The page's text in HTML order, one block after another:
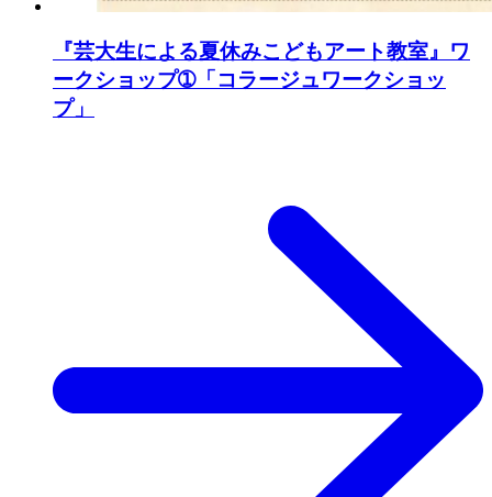
『芸大生による夏休みこどもアート教室』ワ
ークショップ➀「コラージュワークショッ
プ」